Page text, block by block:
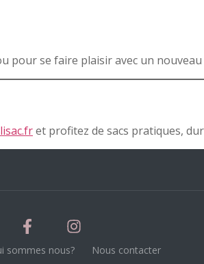
pour se faire plaisir avec un nouveau
et profitez de sacs pratiques,
sommes nous? Nous contacter